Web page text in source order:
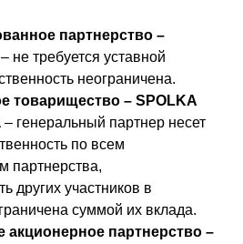
партнерство –
– не требуется уставной
неограничена.
товарищество – SPOLKA
– генеральный партнер несет
по всем
партнерства,
других участников в
суммой их вклада.
акционерное партнерство –